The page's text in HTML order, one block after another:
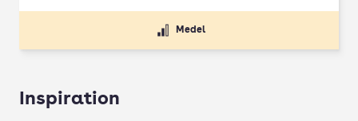
Medel
Inspiration